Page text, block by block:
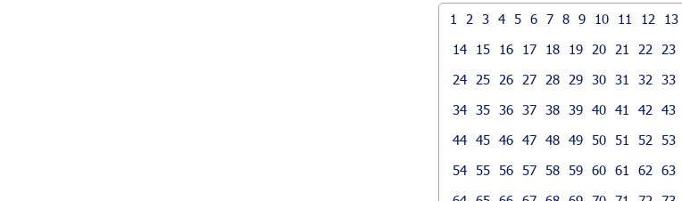
1 2 3 4 5 6 7 8 9 10 11 12
13
14
15 16 17 18 19 20 21 22
23
24
25 26 27 28 29 30 31 32
33
34 35 36 37 38 39 40 41 42
43
44 45 46 47 48 49 50 51 52
53
54 55 56 57 58 59 60 61 62
63